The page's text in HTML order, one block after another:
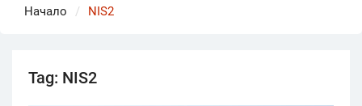
Начало NIS2
Tag: NIS2